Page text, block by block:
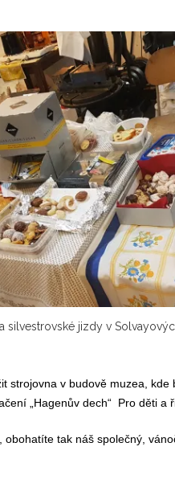
silvestrovské jizdy v
strojovna v budově muzea, kde
„Hagenův dech“ Pro děti
tak náš společný,